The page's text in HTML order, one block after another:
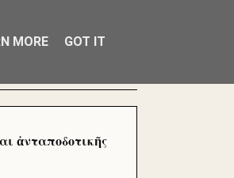
ἀνταποδοτικῆς
MORE GOT IT